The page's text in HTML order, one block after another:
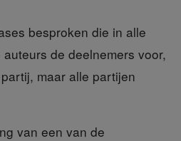
besproken die in alle
de deelnemers voor,
maar alle partijen
van een van de